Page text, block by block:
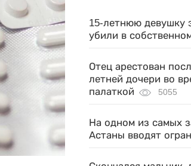
15-летнюю девушку
убили в
Отец арестован
летней дочери во
палаткой
5055
На одном из самых
Астаны вводят